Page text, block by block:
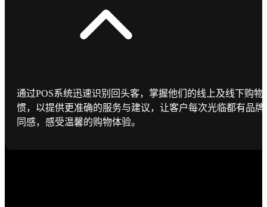
通过POS系统迅速识别回头客，掌握他们的线上及线下购物
惯，以提供更准确的服务与建议，让客户每次光临都有品牌
同感，感受温馨的购物体验。